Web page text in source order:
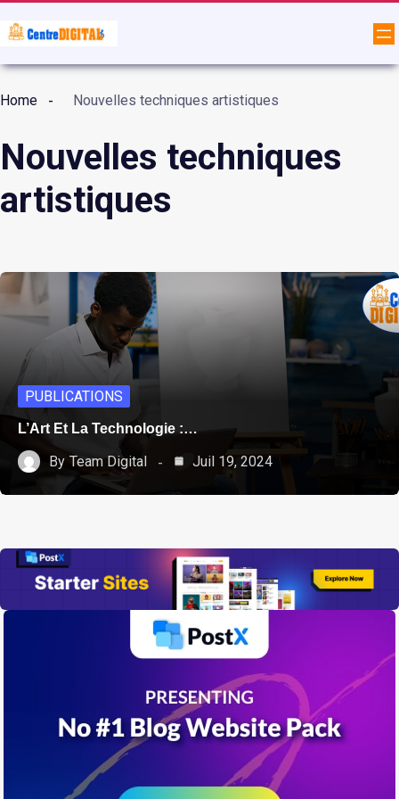
Home Nouvelles techniques artistiques
Nouvelles techniques
artistiques
PUBLICATIONS
L’Art Et La Technologie :…
By Team Digital Juil 19, 2024